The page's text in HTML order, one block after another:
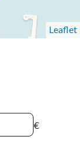
Leaflet
€